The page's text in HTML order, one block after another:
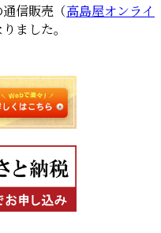
信販売（高島屋オンライ
ました。